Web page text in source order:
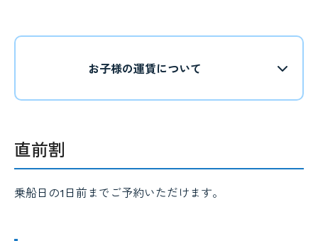
お子様の運賃について
直前割
乗船日の1日前までご予約いただけます。